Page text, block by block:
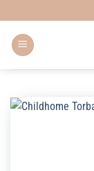
to
content